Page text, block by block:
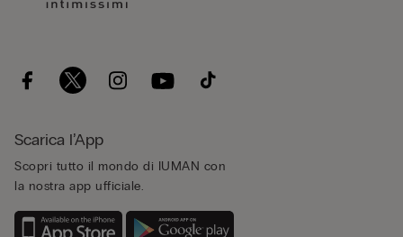
Scarica l’App
Scopri tutto il mondo di IUMAN con
la nostra app ufficiale.